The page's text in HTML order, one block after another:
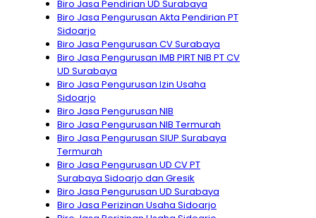
Biro Jasa Pendirian UD Surabaya
Biro Jasa Pengurusan Akta Pendirian PT
Sidoarjo
Biro Jasa Pengurusan CV Surabaya
Biro Jasa Pengurusan IMB PIRT NIB PT CV
UD Surabaya
Biro Jasa Pengurusan Izin Usaha
Sidoarjo
Biro Jasa Pengurusan NIB
Biro Jasa Pengurusan NIB Termurah
Biro Jasa Pengurusan SIUP Surabaya
Termurah
Biro Jasa Pengurusan UD CV PT
Surabaya Sidoarjo dan Gresik
Biro Jasa Pengurusan UD Surabaya
Biro Jasa Perizinan Usaha Sidoarjo